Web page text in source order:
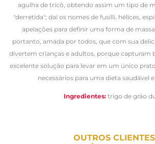
agulha de tricô, obtendo assim um tipo de
"derretida"; daí os nomes de fusilli, hélices,
apelações para definir uma forma de
portanto, amada por todos, que com sua
divertem crianças e adultos, porque capturam
excelente solução para levar em um único
necessários para uma dieta saudável
Ingredientes: trigo de grão
OUTROS CLIENTES